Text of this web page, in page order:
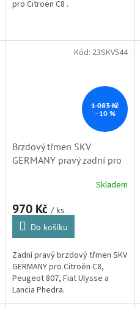
pro Citroën C8 .
1 083 Kč
–10 %
Brzdový třmen SKV
GERMANY pravý zadní pro
H9048, 23SKV544, S1 H)
Skladem
970 Kč / ks
Do košíku
Zadní pravý brzdový třmen SKV
GERMANY pro Citroën C8,
Peugeot 807, Fiat Ulysse a
Lancia Phedra.
Kód: 23SKV544